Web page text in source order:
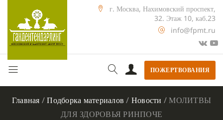
г. Москва, Нахимовский проспект,
32. Этаж 10, каб.23
info@fpmt.ru
ПОЖЕРТВОВАНИЯ
Главная /Подборка материалов / Новости /МОЛИТВЫ
ДЛЯ ЗДОРОВЬЯ РИНПОЧЕ